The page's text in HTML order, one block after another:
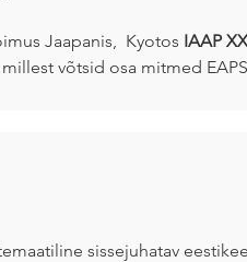
Jaapanis, Kyotos IAAP
millest võtsid osa mitmed
sissejuhatav